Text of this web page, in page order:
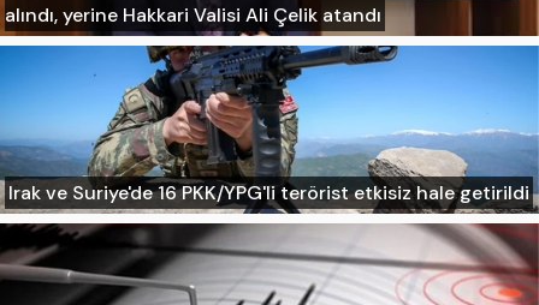
alındı, yerine Hakkari Valisi Ali Çelik atandı
Irak ve Suriye'de 16 PKK/YPG'li terörist etkisiz hale getirildi